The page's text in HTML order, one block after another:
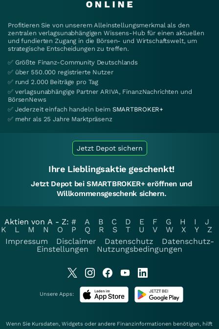
Profitieren Sie von unserem Alleinstellungsmerkmal als den
zentralen verlagsunabhängigen Wissens-Hub für einen aktuellen
und fundierten Zugang in die Börsen- und Wirtschaftswelt, um
strategische Entscheidungen zu treffen.
✅ Größte Finanz-Community Deutschlands
✅ über 550.000 registrierte Nutzer
✅ rund 2.000 Beiträge pro Tag
✅ verlagsunabhängige Partner ARIVA, FinanzNachrichten und
BörsenNews
✅ Jederzeit einfach handeln beim SMARTBROKER+
✅ mehr als 25 Jahre Marktpräsenz
Jetzt Depot sichern
Ihre Lieblingsaktie geschenkt!
Jetzt Depot bei SMARTBROKER+ eröffnen und
Willkommensgeschenk sichern.
Aktien von A - Z: # A B C D E F G H I
J
K
L M N O P Q R S T U V W X Y
Z
Impressum
Disclaimer Datenschutz
Datenschutz-
Einstellungen
Nutzungsbedingungen
Unsere Apps:
Wenn Sie Kursdaten, Widgets oder andere Finanzinformationen benötigen, hilft